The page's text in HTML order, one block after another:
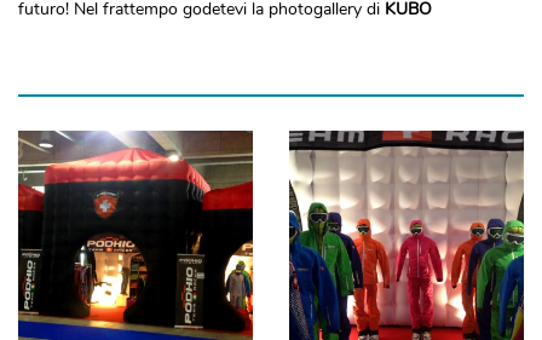
futuro! Nel frattempo godetevi la photogallery di KUBO